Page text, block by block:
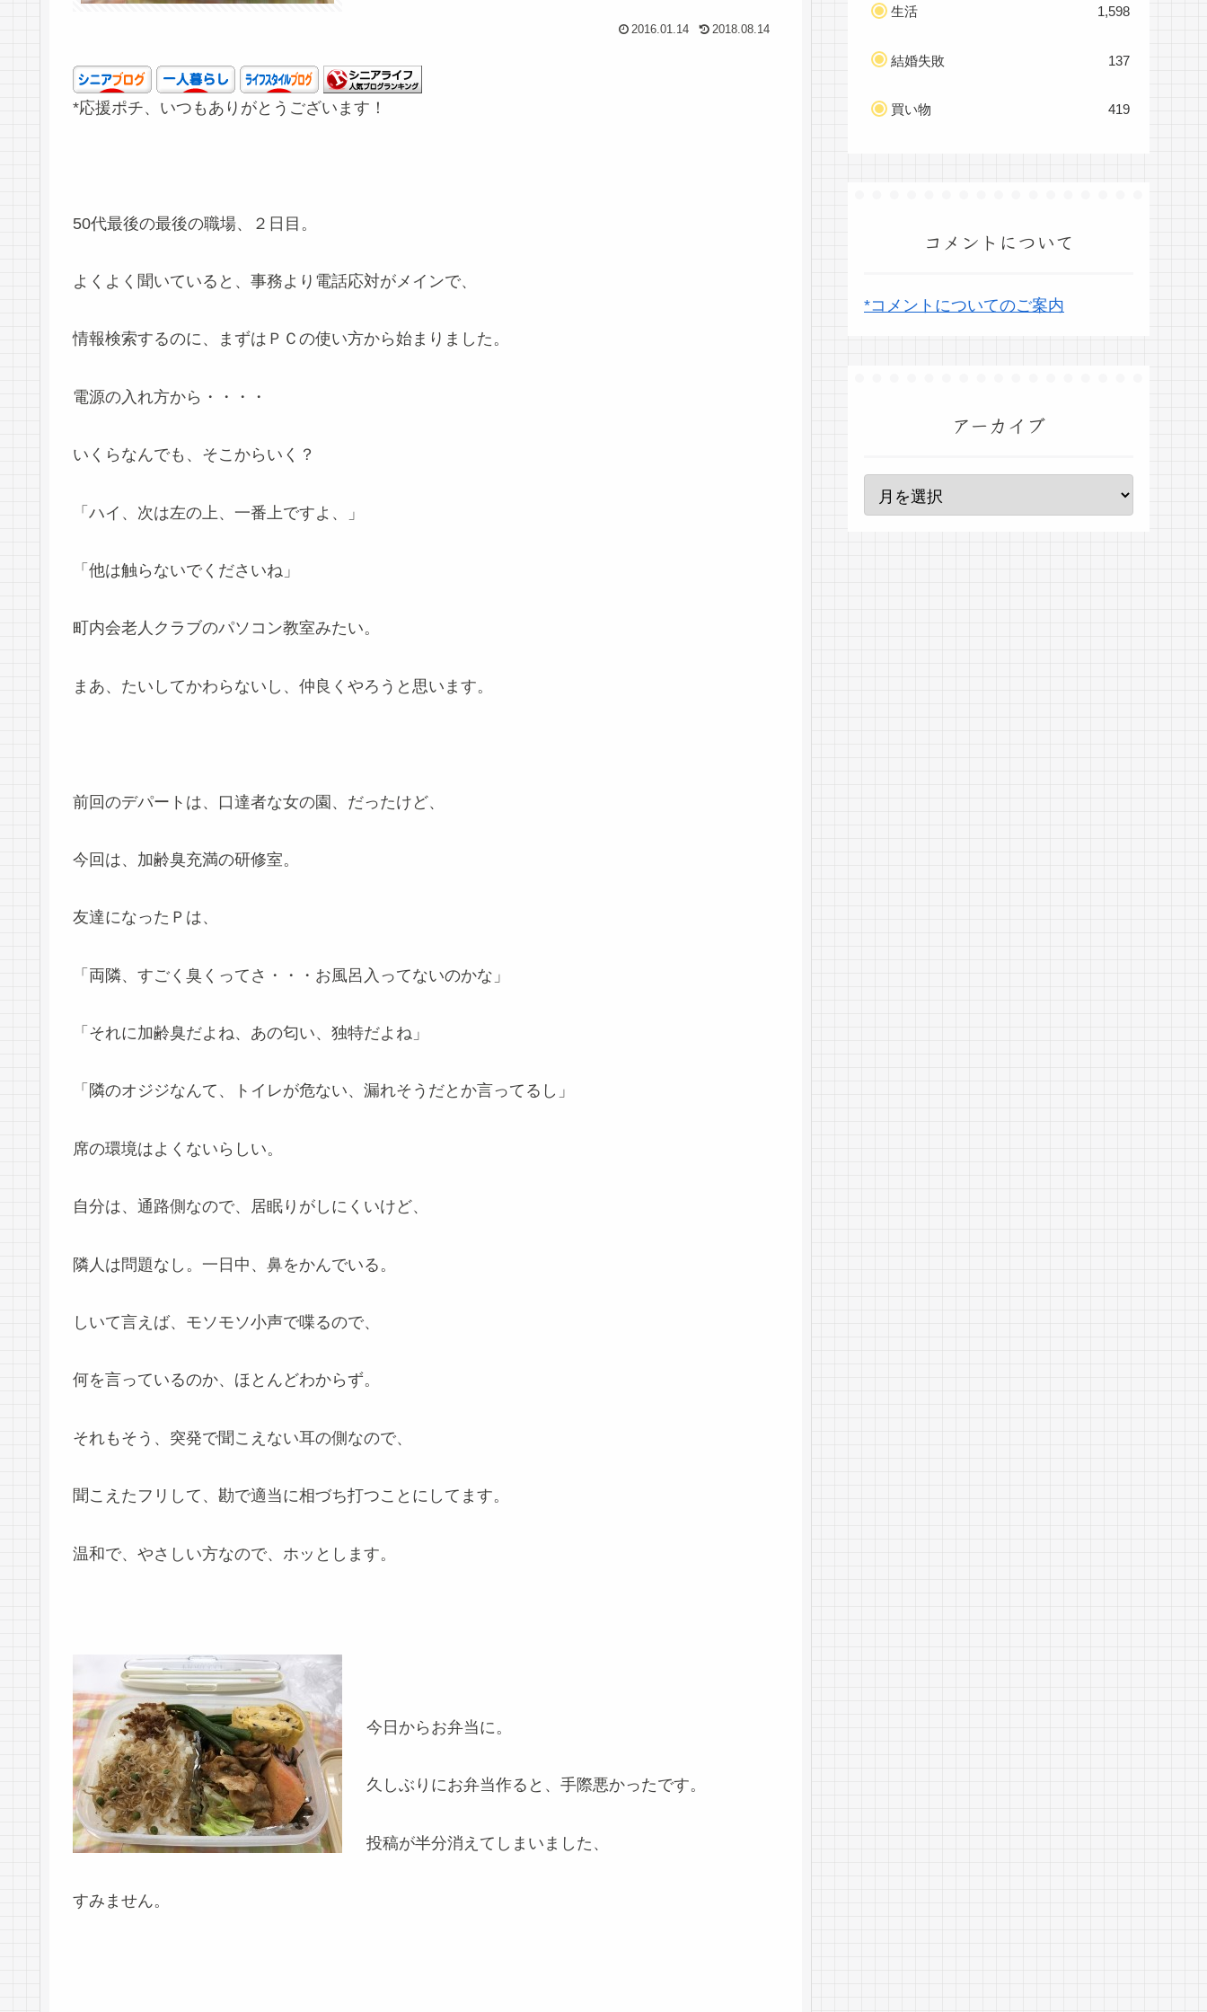
2016.01.14 2018.08.14
*応援ポチ、いつもありがとうございます！
50代最後の最後の職場、２日目。
よくよく聞いていると、事務より電話応対がメインで、
情報検索するのに、まずはＰＣの使い方から始まりました。
電源の入れ方から・・・・
いくらなんでも、そこからいく？
「ハイ、次は左の上、一番上ですよ、」
「他は触らないでくださいね」
町内会老人クラブのパソコン教室みたい。
まあ、たいしてかわらないし、仲良くやろうと思います。
前回のデパートは、口達者な女の園、だったけど、
今回は、加齢臭充満の研修室。
友達になったＰは、
「両隣、すごく臭くってさ・・・お風呂入ってないのかな」
「それに加齢臭だよね、あの匂い、独特だよね」
「隣のオジジなんて、トイレが危ない、漏れそうだとか言ってるし」
席の環境はよくないらしい。
自分は、通路側なので、居眠りがしにくいけど、
隣人は問題なし。一日中、鼻をかんでいる。
しいて言えば、モソモソ小声で喋るので、
何を言っているのか、ほとんどわからず。
それもそう、突発で聞こえない耳の側なので、
聞こえたフリして、勘で適当に相づち打つことにしてます。
温和で、やさしい方なので、ホッとします。
今日からお弁当に。
久しぶりにお弁当作ると、手際悪かったです。
投稿が半分消えてしまいました、
すみません。
生活 1,598
結婚失敗 137
買い物 419
コメントについて
*コメントについてのご案内
アーカイブ